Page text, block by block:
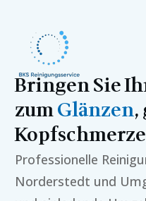
Bringen Sie
zumGlänzen,
Professionelle
Norderstedt und